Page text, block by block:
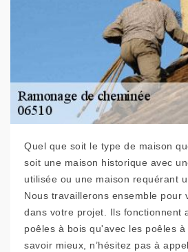
Quel que soit le type de maison
soit une maison historique avec
utilisée ou une maison requérant
Nous travaillerons ensemble pour
dans votre projet. Ils fonctionnent
poêles à bois qu'avec les poêles
savoir mieux, n’hésitez pas à